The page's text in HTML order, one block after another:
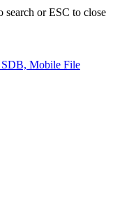
search or ESC to close
SDB, Mobile File